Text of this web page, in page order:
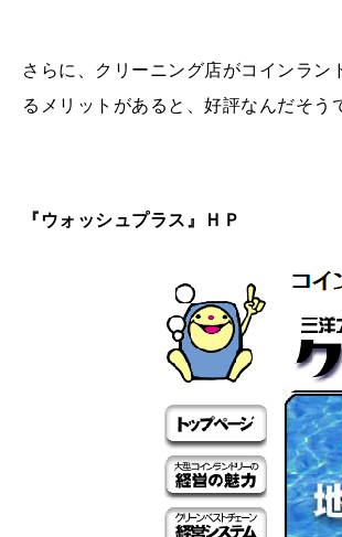
さらに、クリーニング店がコインラ
るメリットがあると、好評なんだそう
『ウォッシュプラス』ＨＰ